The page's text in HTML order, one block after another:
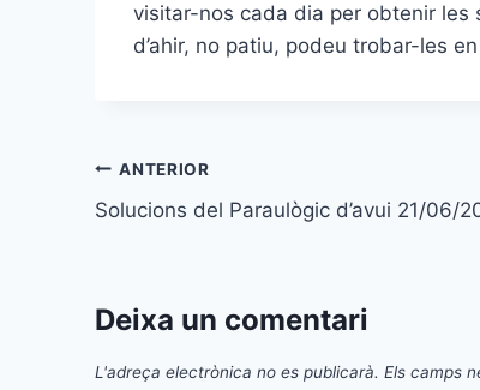
visitar-nos cada dia per obtenir les
d’ahir, no patiu, podeu trobar-les
Navegació
d'entrades
ANTERIOR
Solucions del Paraulògic d’avui 21/06/
Deixa un comentari
L'adreça electrònica no es publicarà. Els camps